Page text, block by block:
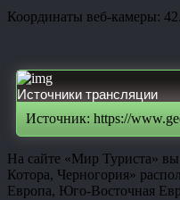
Координаты веб-камеры:
Источники трансляции
Источник: https://
На сайте «Мир Туриста»
Котора, Черногория»
Европа, Юго-Восточная